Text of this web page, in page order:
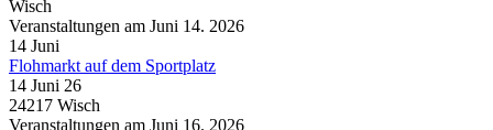
Wisch
Veranstaltungen am Juni 14. 2026
14 Juni
Flohmarkt auf dem Sportplatz
14 Juni 26
24217 Wisch
Veranstaltungen am Juni 16. 2026